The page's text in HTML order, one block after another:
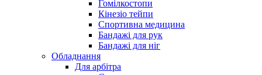
Гомілкостопи
Кінезіо тейпи
Спортивна медицина
Бандажі для рук
Бандажі для ніг
Обладнання
Для арбітра